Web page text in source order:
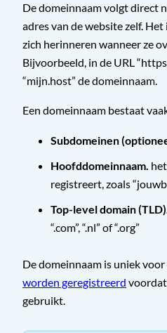
De domeinnaam volgt direct
adres van de website zelf.
zich herinneren wanneer ze
Bijvoorbeeld, in de URL
“mijn.host” de domeinnaam.
Een domeinnaam bestaat
Subdomeinen
Hoofddomeinnaam.
registreert, zoals
Top-level domain (TLD).
“.com”, “.nl” of “.org”
De domeinnaam is uniek
worden geregistreerd
gebruikt.